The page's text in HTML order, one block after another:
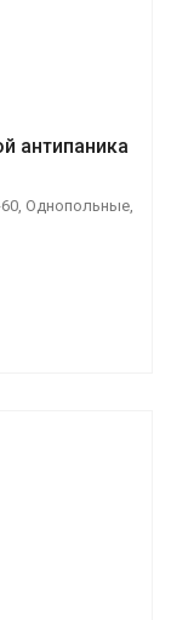
антипаника
Однопольные,